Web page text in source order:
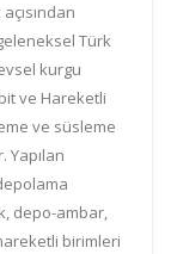
Türk
kurgu
ve Hareketli
ve süsleme
Yapılan
depo-ambar,
birimleri